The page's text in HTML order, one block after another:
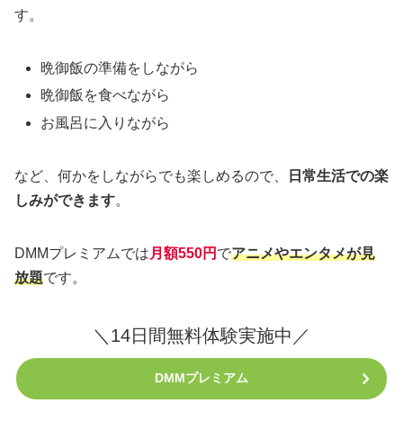
す。
晩御飯の準備をしながら
晩御飯を食べながら
お風呂に入りながら
など、何かをしながらでも楽しめるので、
日常生活での楽
しみができます。
DMMプレミアムでは 月額550円 でアニメやエンタメが見
放題です。
＼14日間無料体験実施中／
DMMプレミアム